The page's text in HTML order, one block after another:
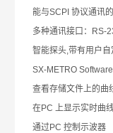
能与SCPI 协议通讯
多种通讯接口：RS-
智能探头,带有用户
SX-METRO Software
查看存储文件上的曲
在PC 上显示实时曲
通过PC 控制示波器